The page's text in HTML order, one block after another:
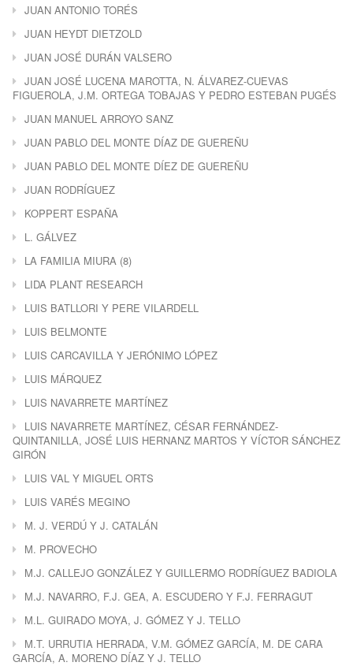
JUAN ANTONIO TORÉS
JUAN HEYDT DIETZOLD
JUAN JOSÉ DURÁN VALSERO
JUAN JOSÉ LUCENA MAROTTA, N. ÁLVAREZ-CUEVAS
FIGUEROLA, J.M. ORTEGA TOBAJAS Y PEDRO ESTEBAN PUGÉS
JUAN MANUEL ARROYO SANZ
JUAN PABLO DEL MONTE DÍAZ DE GUEREÑU
JUAN PABLO DEL MONTE DÍEZ DE GUEREÑU
JUAN RODRÍGUEZ
KOPPERT ESPAÑA
L. GÁLVEZ
LA FAMILIA MIURA (8)
LIDA PLANT RESEARCH
LUIS BATLLORI Y PERE VILARDELL
LUIS BELMONTE
LUIS CARCAVILLA Y JERÓNIMO LÓPEZ
LUIS MÁRQUEZ
LUIS NAVARRETE MARTÍNEZ
LUIS NAVARRETE MARTÍNEZ, CÉSAR FERNÁNDEZ-
QUINTANILLA, JOSÉ LUIS HERNANZ MARTOS Y VÍCTOR SÁNCHEZ
GIRÓN
LUIS VAL Y MIGUEL ORTS
LUIS VARÉS MEGINO
M. J. VERDÚ Y J. CATALÁN
M. PROVECHO
M.J. CALLEJO GONZÁLEZ Y GUILLERMO RODRÍGUEZ BADIOLA
M.J. NAVARRO, F.J. GEA, A. ESCUDERO Y F.J. FERRAGUT
M.L. GUIRADO MOYA, J. GÓMEZ Y J. TELLO
M.T. URRUTIA HERRADA, V.M. GÓMEZ GARCÍA, M. DE CARA
GARCÍA, A. MORENO DÍAZ Y J. TELLO